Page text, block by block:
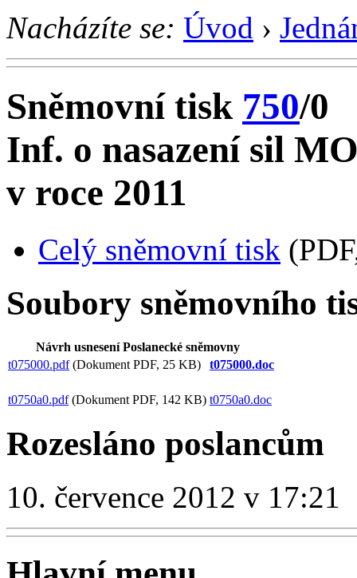
Nacházíte se: Úvod ›
Sněmovní tisk 750/0
Inf. o nasazení sil
v roce 2011
Celý sněmovní tisk
Soubory sněmovního
Návrh usnesení Poslanecké sněmovny
t075000.pdf(Dokument PDF, 25 KB) t075000.doc
t0750a0.pdf(Dokument PDF, 142 KB) t0750a0.doc
Rozesláno poslancům
10. července 2012 v 17:21